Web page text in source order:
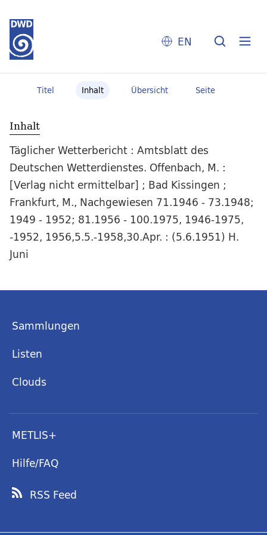
EN
Titel Inhalt Übersicht Seite
Inhalt
Täglicher Wetterbericht : Amtsblatt des
Deutschen Wetterdienstes. Offenbach, M. :
[Verlag nicht ermittelbar] ; Bad Kissingen ;
Frankfurt, M., Nachgewiesen 71.1946 - 73.1948;
1949 - 1952; 81.1956 - 100.1975, 1946-1975,
-1952, 1956,5.5.-1958,30.Apr. : (5.6.1951) H.
Juni
Sammlungen
Listen
Clouds
METLIS+
Hilfe/FAQ
RSS Feed